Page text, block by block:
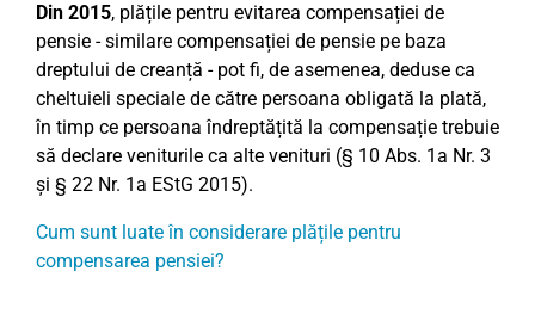
Din 2015, plățile pentru evitarea compensației de
pensie - similare compensației de pensie pe baza
dreptului de creanță - pot fi, de asemenea, deduse ca
cheltuieli speciale de către persoana obligată la plată,
în timp ce persoana îndreptățită la compensație trebuie
să declare veniturile ca alte venituri (§ 10 Abs. 1a Nr. 3
și § 22 Nr. 1a EStG 2015).
Cum sunt luate în considerare plățile pentru
compensarea pensiei?